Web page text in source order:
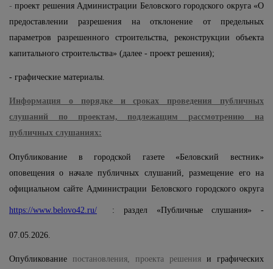
-проект решения Администрации Беловского городского округа «О
предоставлении разрешения на отклонение от предельных
параметров разрешенного строительства, реконструкции объекта
капитального строительства» (далее - проект решения);
- графические материалы.
Информация о порядке и сроках проведения публичных
слушаний по проектам, подлежащим рассмотрению на
публичных слушаниях:
Опубликование в городской газете «Беловский вестник»
оповещения о начале публичных слушаний, размещение его на
официальном сайте Администрации Беловского городского округа
https://www.belovo42.ru/ : раздел «Публичные слушания» -
07.05.2026.
Опубликование постановления, проекта решения и графических